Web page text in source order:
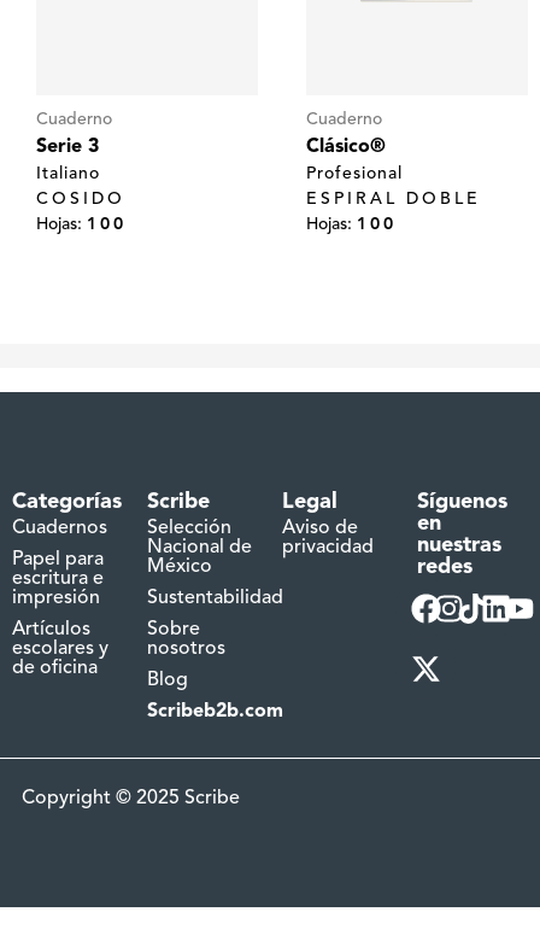
Cuaderno
Serie 3
Italiano
COSIDO
Hojas: 100
Cuaderno
Clásico®
Profesional
ESPIRAL DOBLE
Hojas: 100
Categorías
Cuadernos
Papel para
escritura e
impresión
Artículos
escolares y
de oficina
Scribe
Selección
Nacional de
México
Sustentabilidad
Sobre
nosotros
Blog
Scribeb2b.com
Legal
Aviso de
privacidad
Síguenos
en
nuestras
redes
Copyright © 2025 Scribe